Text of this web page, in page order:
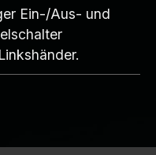
Ein-/Aus- und